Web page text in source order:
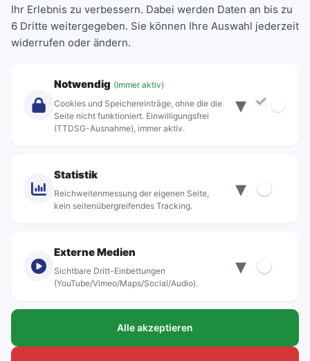
Schülerkarte
Einzeltickets
Abonnements
Über Rebus
Standorte
© rebus Regionalbus Rostock GmbH
Ihr Erlebnis zu verbessern. Dabei werden Daten an bis zu
6 Dritte weitergegeben. Sie können Ihre Auswahl jederzeit
widerrufen oder ändern.
Notwendig (Immer aktiv)
Cookies und Speichereinträge, ohne die die
Seite nicht funktioniert. Einwilligungsfrei
(TTDSG-Ausnahme), immer aktiv.
▾
Statistik
Reichweitenmessung der eigenen Seite,
kein seitenübergreifendes Tracking.
▾
Externe Medien
Sichtbare Dritt-Einbettungen
(YouTube/Vimeo/Maps/Social/Audio).
▾
Alle akzeptieren